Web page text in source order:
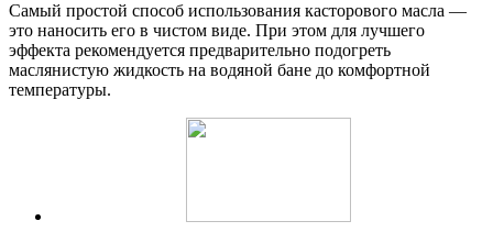
Самый простой способ использования касторового масла —
это наносить его в чистом виде. При этом для лучшего
эффекта рекомендуется предварительно подогреть
маслянистую жидкость на водяной бане до комфортной
температуры.